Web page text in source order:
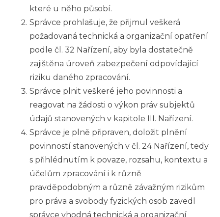
které u něho působí.
Správce prohlašuje, že přijmul veškerá
požadovaná technická a organizační opatření
podle čl. 32 Nařízení, aby byla dostatečně
zajištěna úroveň zabezpečení odpovídající
riziku daného zpracování.
Správce plnit veškeré jeho povinnosti a
reagovat na žádosti o výkon práv subjektů
údajů stanovených v kapitole III. Nařízení.
Správce je plně připraven, doložit plnění
povinností stanovených v čl. 24 Nařízení, tedy
s přihlédnutím k povaze, rozsahu, kontextu a
účelům zpracování i k různě
pravděpodobným a různě závažným rizikům
pro práva a svobody fyzických osob zavedl
správce vhodná technická a organizační